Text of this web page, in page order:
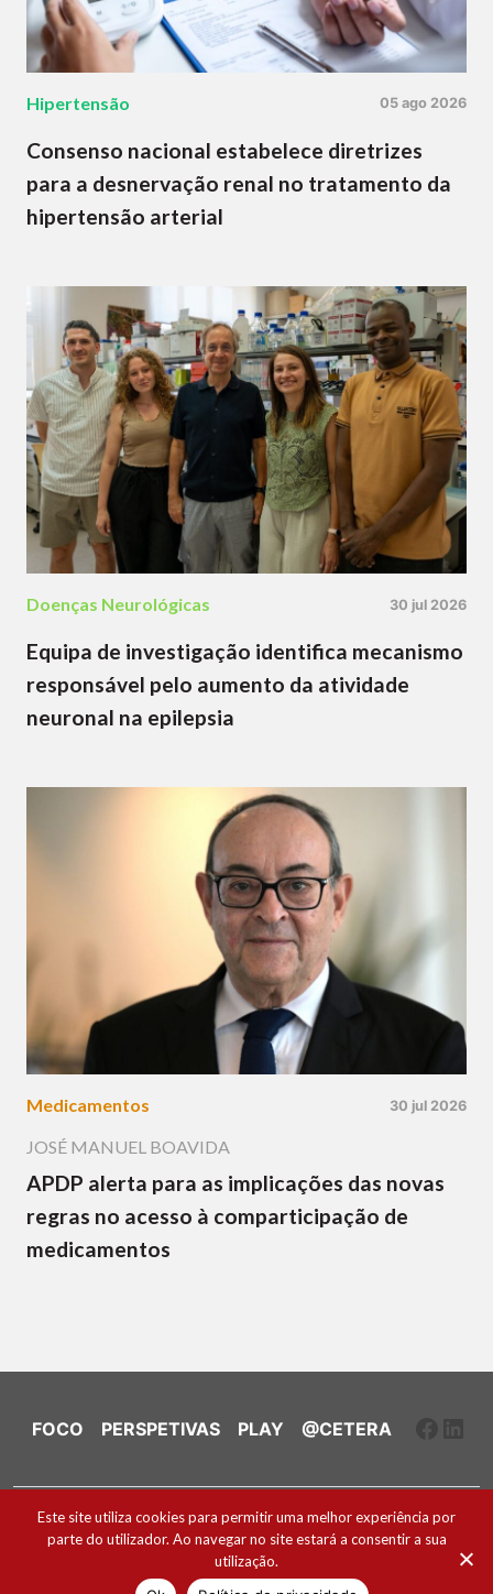
Hipertensão 05 ago 2026
Consenso nacional estabelece diretrizes
para a desnervação renal no tratamento da
hipertensão arterial
Doenças Neurológicas 30 jul 2026
Equipa de investigação identifica mecanismo
responsável pelo aumento da atividade
neuronal na epilepsia
Medicamentos 30 jul 2026
JOSÉ MANUEL BOAVIDA
APDP alerta para as implicações das novas
regras no acesso à comparticipação de
medicamentos
FOCO PERSPETIVAS PLAY @CETERA
Ficha Técnica e Estatuto Editorial
Política de Cookies
2026 ® Todos os direitos reservados
Este site utiliza cookies para permitir uma melhor experiência por
parte do utilizador. Ao navegar no site estará a consentir a sua
utilização.